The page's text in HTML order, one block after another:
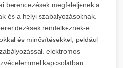
berendezések megfeleljenek a
és a helyi szabályozásoknak.
rendelkeznek-e
és minősítésekkel, például
elektromos
kapcsolatban.